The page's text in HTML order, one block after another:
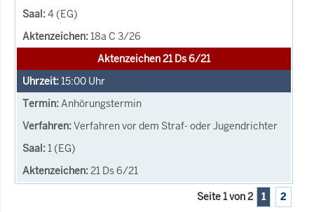
4 (EG)
18a C 3/26
Aktenzeichen 21 Ds 6/21
15:00 Uhr
Anhörungstermin
Verfahren vor dem Straf- oder Jugendrichter
1 (EG)
21 Ds 6/21
Seite 1 von 2 1 2